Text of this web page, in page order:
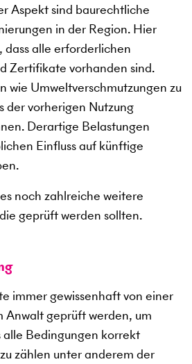
Aspekt sind baurechtliche
in der Region. Hier
dass alle erforderlichen
Zertifikate vorhanden sind.
wie Umweltverschmutzungen zu
der vorherigen Nutzung
Derartige Belastungen
Einfluss auf künftige
noch zahlreiche weitere
geprüft werden sollten.
immer gewissenhaft von einer
Anwalt geprüft werden, um
alle Bedingungen korrekt
zählen unter anderem der